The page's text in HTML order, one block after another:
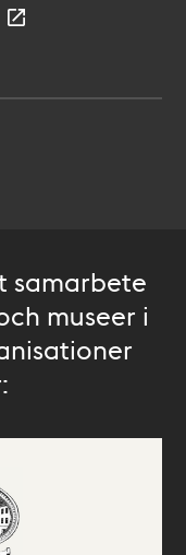
samarbete
museer i